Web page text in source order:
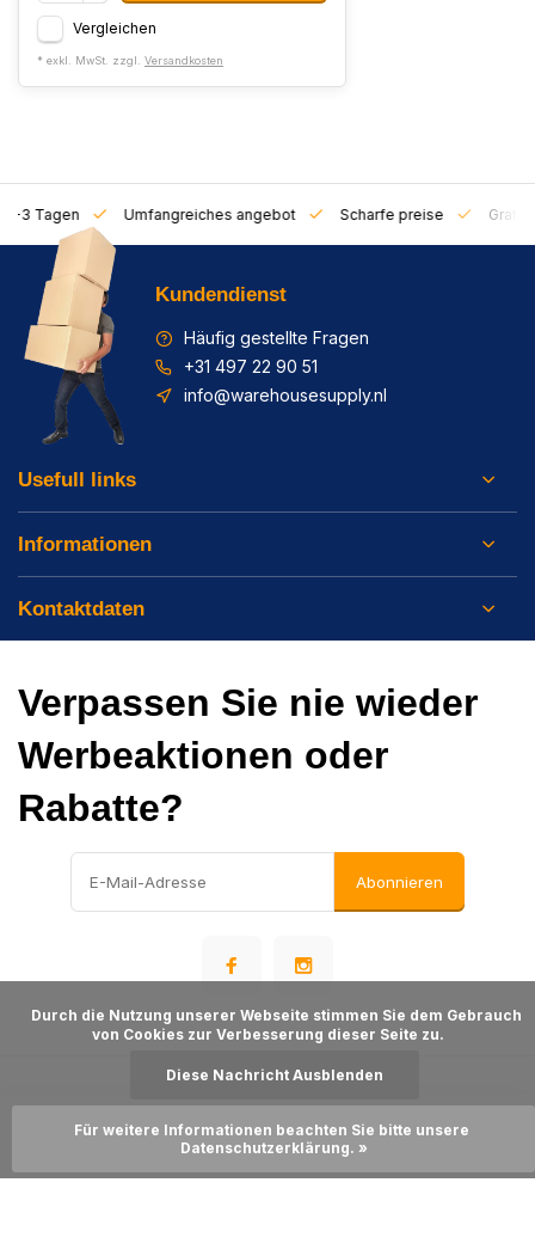
Zum Warenkorb hinzufügen
Vergleichen
* exkl. MwSt. zzgl. Versandkosten
1-3 Tagen Umfangreiches angebot Scharfe preise Gratis
Kundendienst
Häufig gestellte Fragen
+31 497 22 90 51
info@warehousesupply.nl
Usefull links
Informationen
Kontaktdaten
Verpassen Sie nie wieder
Werbeaktionen oder
Rabatte?
Abonnieren
Sitemap
© Warehousesupply- Theme made byWebdinge
von Cookies zur Verbesserung dieser Seite zu.
Diese Nachricht Ausblenden
Für weitere Informationen beachten Sie bitte unsere
Datenschutzerklärung. »